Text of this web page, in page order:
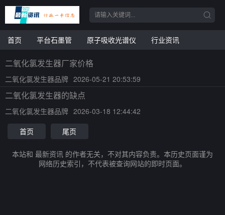
首页 平台石墨管 原子吸收光谱仪 行业资讯
二氧化氯发生器厂家价格
二氧化氯发生器品牌 2026-05-21 20:53:59
二氧化氯发生器的缺点
二氧化氯发生器品牌 2026-03-18 12:44:42
首页
尾页
本站和 最新资讯 的作者无关，不对其内容负责。本历史页面谨为
网络历史索引，不代表被查询网站的即时页面。